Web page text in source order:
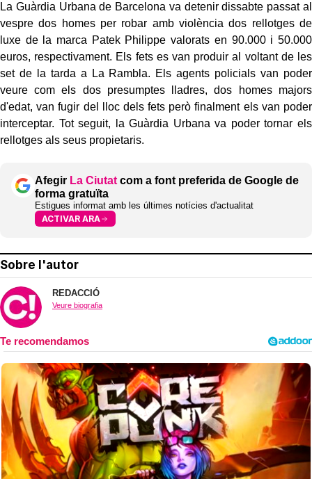
La Guàrdia Urbana de Barcelona va detenir dissabte passat al
vespre dos homes per robar amb violència dos rellotges de
luxe de la marca Patek Philippe valorats en 90.000 i 50.000
euros, respectivament. Els fets es van produir al voltant de les
set de la tarda a La Rambla. Els agents policials van poder
veure com els dos presumptes lladres, dos homes majors
d'edat, van fugir del lloc dels fets però finalment els van poder
interceptar. Tot seguit, la Guàrdia Urbana va poder tornar els
rellotges als seus propietaris.
Afegir La Ciutatcom a font preferida de Google de
forma gratuïta
Estigues informat amb les últimes notícies d'actualitat
ACTIVAR ARA
Sobre l'autor
REDACCIÓ
Veure biografia